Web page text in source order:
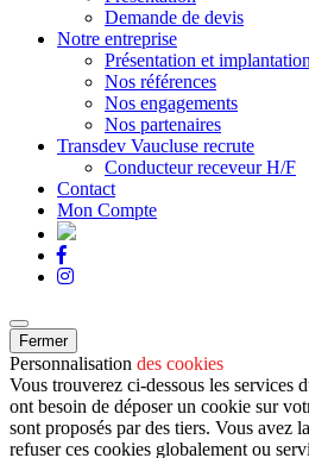
Demande de devis
Notre entreprise
Présentation et
Nos références
Nos engagements
Nos partenaires
Transdev Vaucluse recrute
Conducteur receveur H/F
Contact
Mon Compte
Fermer
Personnalisation des cookies
Vous trouverez ci-dessous les services
ont besoin de déposer un cookie sur
sont proposés par des tiers. Vous avez
refuser ces cookies globalement ou